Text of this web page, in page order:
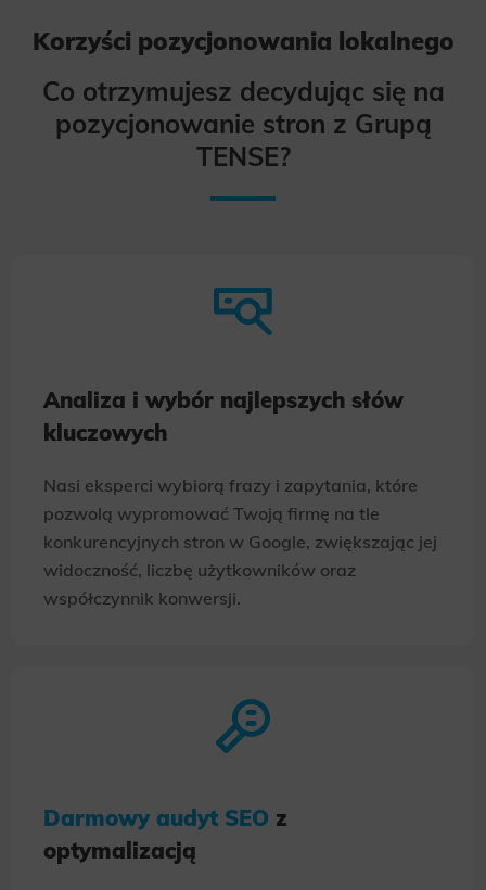
Korzyści pozycjonowania lokalnego
Co otrzymujesz decydując się na
pozycjonowanie stron z Grupą
TENSE?
Analiza i wybór najlepszych słów
kluczowych
Nasi eksperci wybiorą frazy i zapytania, które
pozwolą wypromować Twoją firmę na tle
konkurencyjnych stron w Google, zwiększając jej
widoczność, liczbę użytkowników oraz
współczynnik konwersji.
Darmowy audyt SEO z
optymalizacją